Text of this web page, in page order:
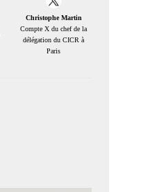
Christophe Martin
Compte X du chef de la
délégation du CICR à
Paris